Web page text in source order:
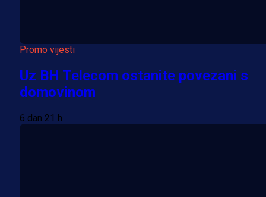
Promo vijesti
Uz BH Telecom ostanite povezani s
domovinom
6 dan 21 h